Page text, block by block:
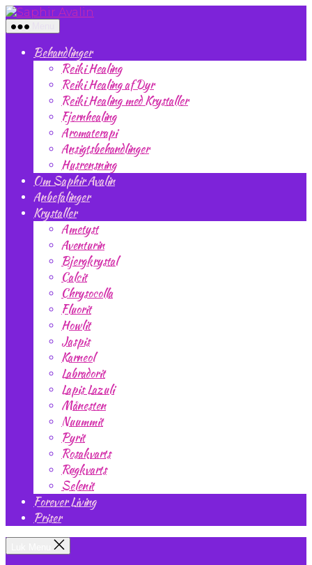
Spring
til
indholdet
Behandlinger
Reiki Healing
Reiki Healing af Dyr
Reiki Healing med Krystaller
Fjernhealing
Aromaterapi
Ansigtsbehandlinger
Husrensning
Om Saphir Avalin
Anbefalinger
Krystaller
Ametyst
Aventurin
Bjergkrystal
Calcit
Chrysocolla
Fluorit
Howlit
Jaspis
Karneol
Labradorit
Lapis Lazuli
Månesten
Nuummit
Pyrit
Rosakvarts
Røgkvarts
Selenit
Forever Living
Priser